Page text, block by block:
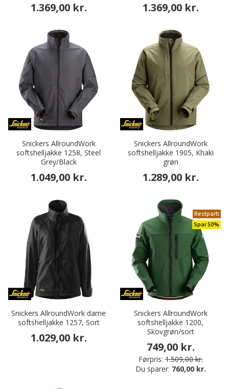
1.369,00 kr. 1.369,00 kr.
Snickers AllroundWork
softshelljakke 1258, Steel
Grey/Black
1.049,00 kr.
Snickers AllroundWork
softshelljakke 1905, Khaki
grøn
1.289,00 kr.
Snickers AllroundWork dame
softshelljakke 1257, Sort
1.029,00 kr.
Restparti
Spar 50%
Snickers AllroundWork
softshelljakke 1200,
Skovgrøn/sort
749,00 kr.
Førpris: 1.509,00 kr.
Du sparer: 760,00 kr.